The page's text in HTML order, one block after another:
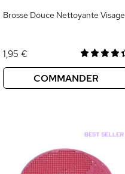
Brosse Douce Nettoyante Visage
1,95 €
COMMANDER